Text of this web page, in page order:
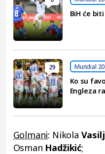
BiH će
29 Mundial
Ko su
Engleza
Golmani: Nikola Vasilj
Osman Hadžikić;